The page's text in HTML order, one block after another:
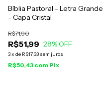
Bíblia Pastoral - Letra Grande
- Capa Cristal
R$51,99
R$71,90
28% OFF
3x de R$17,33 sem juros
R$50,43 com Pix